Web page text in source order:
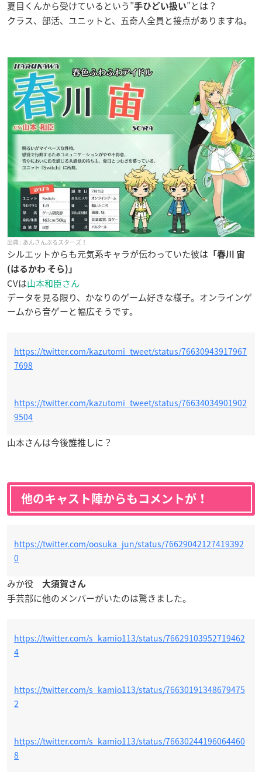
夏目くんから受けているという”手ひどい扱い”とは？
クラス、部活、ユニットと、五奇人全員と接点がありますね。
あんさんぶるスターズ！
シルエットからも元気系キャラが伝わっていた彼は 「春川 宙
(はるかわ そら)」
CVは山本和臣さん
データを見る限り、かなりのゲーム好きな様子。オンラインゲ
ームから音ゲーと幅広そうです。
https://twitter.com/kazutomi_tweet/status/76630943917967
7698
https://twitter.com/kazutomi_tweet/status/76634034901902
9504
山本さんは今後誰推しに？
他のキャスト陣からもコメントが！
https://twitter.com/oosuka_jun/status/76629042127419392
0
みか役 大須賀さん
手芸部に他のメンバーがいたのは驚きました。
https://twitter.com/s_kamio113/status/76629103952719462
4
https://twitter.com/s_kamio113/status/76630191348679475
2
https://twitter.com/s_kamio113/status/76630244196064460
8